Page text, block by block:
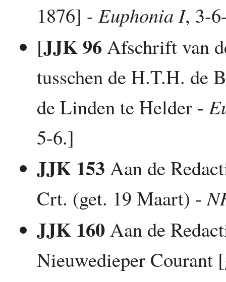
1876] -Euphonia I, 3-
[JJK 96Afschrift van
tusschen de H.T.H. de
de Linden te Helder -
5-6.]
JJK 153 Aan de
Crt. (get. 19 Maart) -
JJK 160Aan de
Nieuwedieper Courant